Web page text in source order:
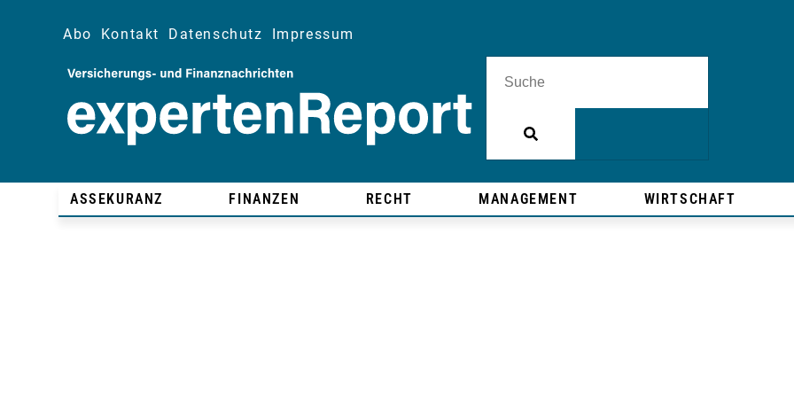
Abo Kontakt Datenschutz Impressum
ASSEKURANZ FINANZEN RECHT MANAGEMENT WIRTSCHAFT